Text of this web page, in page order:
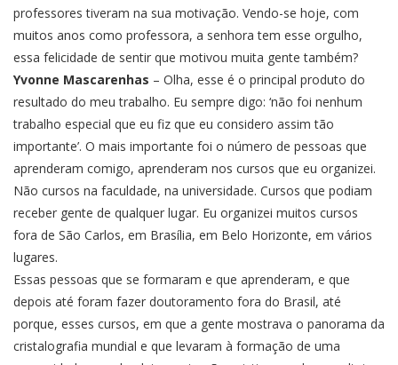
professores tiveram na sua motivação. Vendo-se hoje, com
muitos anos como professora, a senhora tem esse orgulho,
essa felicidade de sentir que motivou muita gente também?
Yvonne Mascarenhas – Olha, esse é o principal produto do
resultado do meu trabalho. Eu sempre digo: ‘não foi nenhum
trabalho especial que eu fiz que eu considero assim tão
importante’. O mais importante foi o número de pessoas que
aprenderam comigo, aprenderam nos cursos que eu organizei.
Não cursos na faculdade, na universidade. Cursos que podiam
receber gente de qualquer lugar. Eu organizei muitos cursos
fora de São Carlos, em Brasília, em Belo Horizonte, em vários
lugares.
Essas pessoas que se formaram e que aprenderam, e que
depois até foram fazer doutoramento fora do Brasil, até
porque, esses cursos, em que a gente mostrava o panorama da
cristalografia mundial e que levaram à formação de uma